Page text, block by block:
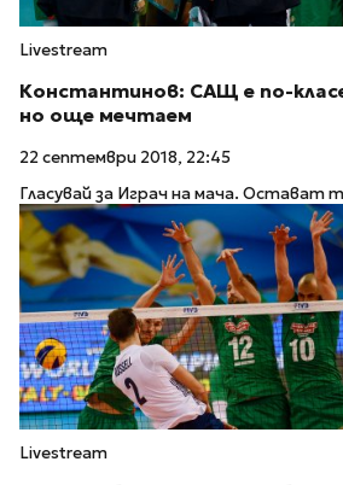
Livestream
Константинов: САЩ е по-
но още мечтаем
22 септември 2018, 22:45
Гласувай за Играч на мача. Остават
Livestream